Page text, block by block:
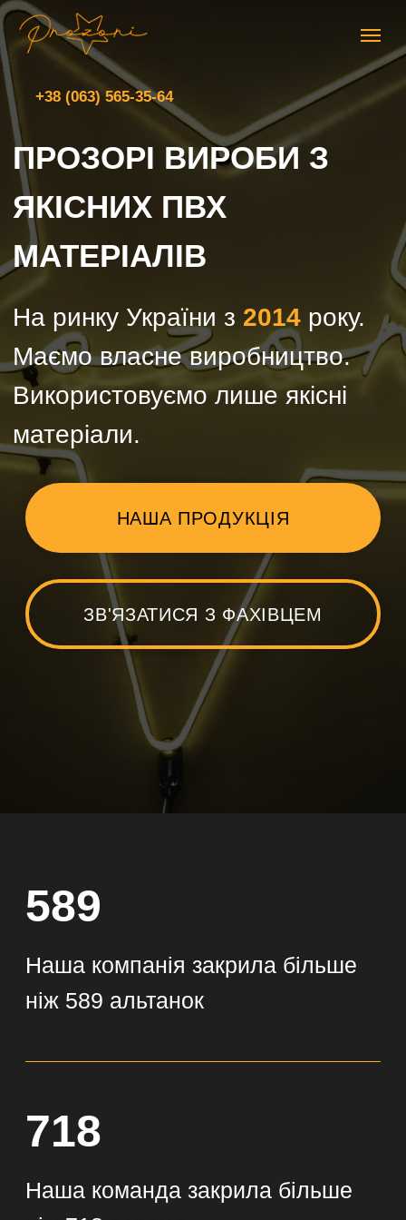
+38 (063) 565-35-64
НАША ПРОДУКЦІЯ
ЗВ'ЯЗАТИСЯ З ФАХІВЦЕМ
ПРОЗОРІ ВИРОБИ З
ЯКІСНИХ ПВХ
МАТЕРІАЛІВ
На ринку України з
Маємо власне виробництво.
матеріали.
589
Наша компанія закрила більше
ніж 589 альтанок
445
Ми "засклили" м'якими вікнами
Про нас
Компанія "ПРОЗОРІ" вже понад
10 років успішно працює на